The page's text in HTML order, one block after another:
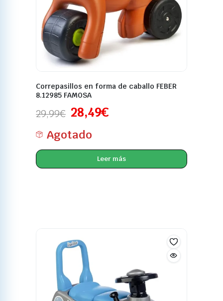
Correpasillos en forma de caballo FEBER
8.12985 FAMOSA
29,99€ 28,49€
Agotado
Leer más